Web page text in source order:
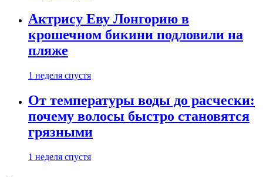
Актрису Еву Лонгорию в
крошечном бикини подловили на
пляже
1 неделя спустя
От температуры воды до расчески:
почему волосы быстро становятся
грязными
1 неделя спустя